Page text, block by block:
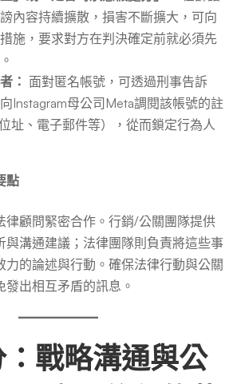
內容持續擴散，損害不斷擴大，可向
施，要求對方在判決確定前就必須先
： 面對匿名帳號，可透過刑事告訴
Instagram母公司Meta調閱該帳號的註
址、電子郵件等），從而鎖定行為人
點
律顧問緊密合作。行銷/公關團隊提供
與溝通建議；法律團隊則負責將這些事
力的論述與行動。確保法律行動與公關
出相互矛盾的訊息。
戰略溝通與公